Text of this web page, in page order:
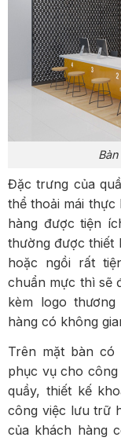
Đặc trưng của
thể thoải mái thực
hàng được tiện
thường được thiết
hoặc ngồi rất
chuẩn mực thì sẽ
kèm logo
hàng có không
Trên mặt bàn
phục vụ cho
quầy, thiết kế
công việc lưu trữ
của khách hàng